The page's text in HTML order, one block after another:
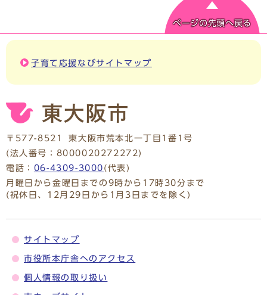
ページの先頭へ戻る
子育て応援なびサイトマップ
〒577-8521
東大阪市荒本北一丁目1番1号
(法人番号：8000020272272)
電話： 06-4309-3000 (代表)
月曜日から金曜日までの9時から17時30分まで
(祝休日、12月29日から1月3日までを除く)
サイトマップ
市役所本庁舎へのアクセス
個人情報の取り扱い